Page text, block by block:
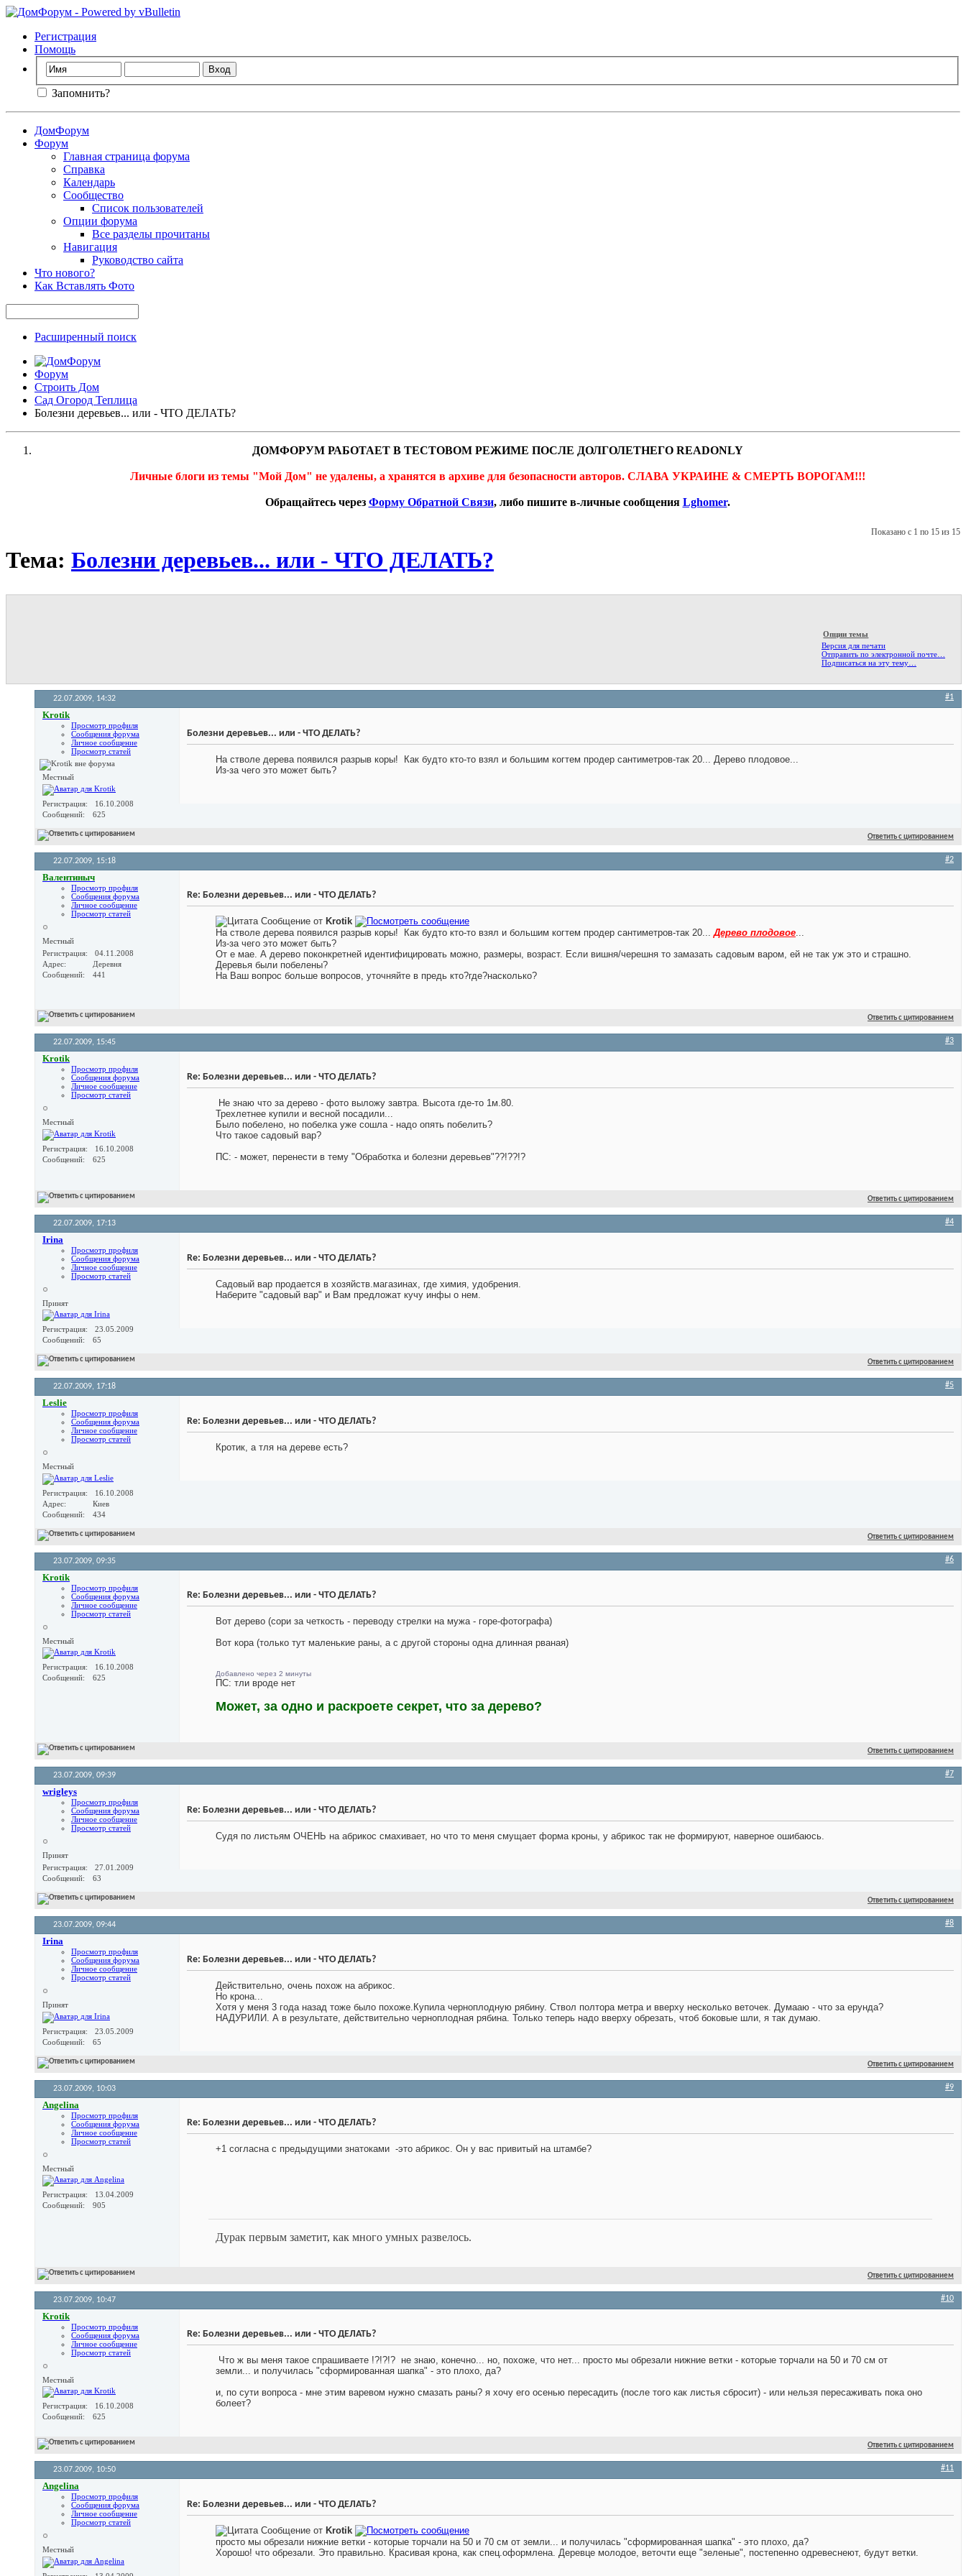
Регистрация
Помощь
Запомнить?
ДомФорум
Форум
Главная страница форума
Справка
Календарь
Сообщество
Список пользователей
Опции форума
Все разделы прочитаны
Навигация
Руководство сайта
Что нового?
Как Вставлять Фото
Расширенный поиск
Форум
Строить Дом
Сад Огород Теплица
Болезни деревьев... или - ЧТО ДЕЛАТЬ?
ДОМФОРУМ РАБОТАЕТ В ТЕСТОВОМ РЕЖИМЕ ПОСЛЕ ДОЛГОЛЕТНЕГО READONLY
Личные блоги из темы "Мой Дом" не удалены, а хранятся в архиве для безопасности авторов. СЛАВА УКРАИНЕ & СМЕРТЬ ВОРОГАМ!!!
Обращайтесь через Форму Обратной Связи, либо пишите в-личные сообщения Lghomer.
Показано с 1 по 15 из 15
Тема: Болезни деревьев... или - ЧТО ДЕЛАТЬ?
Опции темы
Версия для печати
Отправить по электронной почте…
Подписаться на эту тему…
22.07.2009, 14:32 #1
Krotik
Просмотр профиля
Сообщения форума
Личное сообщение
Просмотр статей
Местный
Регистрация
16.10.2008
Сообщений
625
Болезни деревьев... или - ЧТО ДЕЛАТЬ?
На стволе дерева появился разрыв коры!
Как будто кто-то взял и большим когтем продер сантиметров-так 20... Дерево плодовое...
Из-за чего это может быть?
Ответить с цитированием
22.07.2009, 15:18 #2
Валентиныч
Просмотр профиля
Сообщения форума
Личное сообщение
Просмотр статей
Местный
Регистрация
04.11.2008
Адрес
Деревня
Сообщений
441
Re: Болезни деревьев... или - ЧТО ДЕЛАТЬ?
Сообщение от Krotik
На стволе дерева появился разрыв коры!
Как будто кто-то взял и большим когтем продер сантиметров-так 20...Дерево плодовое...
Из-за чего это может быть?
От е мае. А дерево поконкретней идентифицировать можно, размеры, возраст. Если вишня/черешня то замазать садовым варом, ей не так уж это и страшно.
Деревья были побелены?
На Ваш вопрос больше вопросов, уточняйте в предь кто?где?насколько?
Ответить с цитированием
22.07.2009, 15:45 #3
Krotik
Просмотр профиля
Сообщения форума
Личное сообщение
Просмотр статей
Местный
Регистрация
16.10.2008
Сообщений
625
Re: Болезни деревьев... или - ЧТО ДЕЛАТЬ?
Не знаю что за дерево - фото выложу завтра. Высота где-то 1м.80.
Трехлетнее купили и весной посадили...
Было побелено, но побелка уже сошла - надо опять побелить?
Что такое садовый вар?
ПС: - может, перенести в тему "Обработка и болезни деревьев"??!??!?
Ответить с цитированием
22.07.2009, 17:13 #4
Irina
Просмотр профиля
Сообщения форума
Личное сообщение
Просмотр статей
Принят
Регистрация
23.05.2009
Сообщений
65
Re: Болезни деревьев... или - ЧТО ДЕЛАТЬ?
Садовый вар продается в хозяйств.магазинах, где химия, удобрения.
Наберите "садовый вар" и Вам предложат кучу инфы о нем.
Ответить с цитированием
22.07.2009, 17:18 #5
Leslie
Просмотр профиля
Сообщения форума
Личное сообщение
Просмотр статей
Местный
Регистрация
16.10.2008
Адрес
Киев
Сообщений
434
Re: Болезни деревьев... или - ЧТО ДЕЛАТЬ?
Кротик, а тля на дереве есть?
Ответить с цитированием
23.07.2009, 09:35 #6
Krotik
Просмотр профиля
Сообщения форума
Личное сообщение
Просмотр статей
Местный
Регистрация
16.10.2008
Сообщений
625
Re: Болезни деревьев... или - ЧТО ДЕЛАТЬ?
Вот дерево (сори за четкость - переводу стрелки на мужа - горе-фотографа)
Вот кора (только тут маленькие раны, а с другой стороны одна длинная рваная)
Добавлено через 2 минуты
ПС: тли вроде нет
Может, за одно и раскроете секрет, что за дерево?
Ответить с цитированием
23.07.2009, 09:39 #7
wrigleys
Просмотр профиля
Сообщения форума
Личное сообщение
Просмотр статей
Принят
Регистрация
27.01.2009
Сообщений
63
Re: Болезни деревьев... или - ЧТО ДЕЛАТЬ?
Судя по листьям ОЧЕНЬ на абрикос смахивает, но что то меня смущает форма кроны, у абрикос так не формируют, наверное ошибаюсь.
Ответить с цитированием
23.07.2009, 09:44 #8
Irina
Просмотр профиля
Сообщения форума
Личное сообщение
Просмотр статей
Принят
Регистрация
23.05.2009
Сообщений
65
Re: Болезни деревьев... или - ЧТО ДЕЛАТЬ?
Действительно, очень похож на абрикос.
Но крона...
Хотя у меня 3 года назад тоже было похоже.Купила черноплодную рябину. Ствол полтора метра и вверху несколько веточек. Думааю - что за ерунда?
НАДУРИЛИ. А в результате, действительно черноплодная рябина. Только теперь надо вверху обрезать, чтоб боковые шли, я так думаю.
Ответить с цитированием
23.07.2009, 10:03 #9
Angelina
Просмотр профиля
Сообщения форума
Личное сообщение
Просмотр статей
Местный
Регистрация
13.04.2009
Сообщений
905
Re: Болезни деревьев... или - ЧТО ДЕЛАТЬ?
+1 согласна с предыдущими знатоками -это абрикос. Он у вас привитый на штамбе?
Дурак первым заметит, как много умных развелось.
Ответить с цитированием
23.07.2009, 10:47 #10
Krotik
Просмотр профиля
Сообщения форума
Личное сообщение
Просмотр статей
Местный
Регистрация
16.10.2008
Сообщений
625
Re: Болезни деревьев... или - ЧТО ДЕЛАТЬ?
Что ж вы меня такое спрашиваете !?!?!? не знаю, конечно... но, похоже, что нет... просто мы обрезали нижние ветки - которые торчали на 50 и 70 см от
земли... и получилась "сформированная шапка" - это плохо, да?
и, по сути вопроса - мне этим варевом нужно смазать раны? я хочу его осенью пересадить (после того как листья сбросит) - или нельзя пересаживать пока оно
болеет?
Ответить с цитированием
23.07.2009, 10:50 #11
Angelina
Просмотр профиля
Сообщения форума
Личное сообщение
Просмотр статей
Местный
Re: Болезни деревьев... или - ЧТО ДЕЛАТЬ?
Сообщение от Krotik
просто мы обрезали нижние ветки - которые торчали на 50 и 70 см от земли... и получилась "сформированная шапка" - это плохо, да?
Хорошо! что обрезали. Это правильно. Красивая крона, как спец.оформлена. Деревце молодое, веточти еще "зеленые", постепенно одревеснеют, будут ветки.